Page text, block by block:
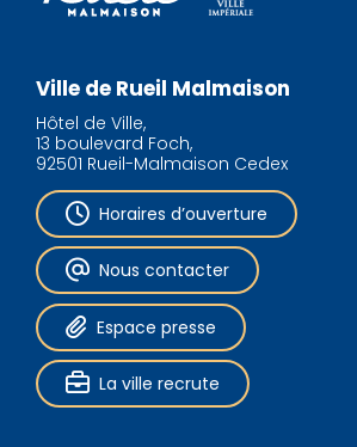
Ville de Rueil Malmaison
Hôtel de Ville,
13 boulevard Foch,
92501 Rueil-Malmaison Cedex
Horaires d’ouverture
Nous contacter
Espace presse
La ville recrute